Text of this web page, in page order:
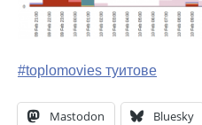
#toplomovies туитове
Mastodon Bluesky